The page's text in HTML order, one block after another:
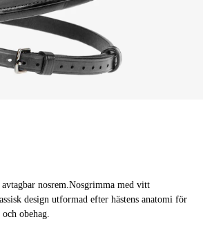
nosrem.Nosgrimma med vitt
design utformad efter hästens anatomi för
obehag.